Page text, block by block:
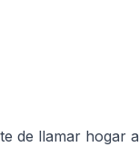
de llamar hogar a